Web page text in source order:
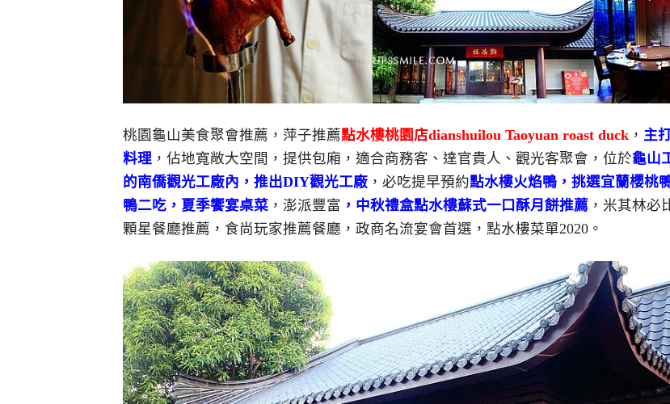
桃園龜山美食聚會推薦，萍子推薦點水樓桃園店dianshuilou Taoyuan roast duck ， 主
料理 ，佔地寬敞大空間，提供包廂，適合商務客、達官貴人、觀光客聚會，位於龜山
的南僑觀光工廠內，推出DIY觀光工廠 ，必吃提早預約點水樓火焰鴨，挑選宜蘭櫻桃
鴨二吃，夏季饗宴桌菜 ，澎派豐富 ，中秋禮盒點水樓蘇式一口酥月餅推薦 ，米其林必
顆星餐廳推薦，食尚玩家推薦餐廳，政商名流宴會首選，點水樓菜單2020。